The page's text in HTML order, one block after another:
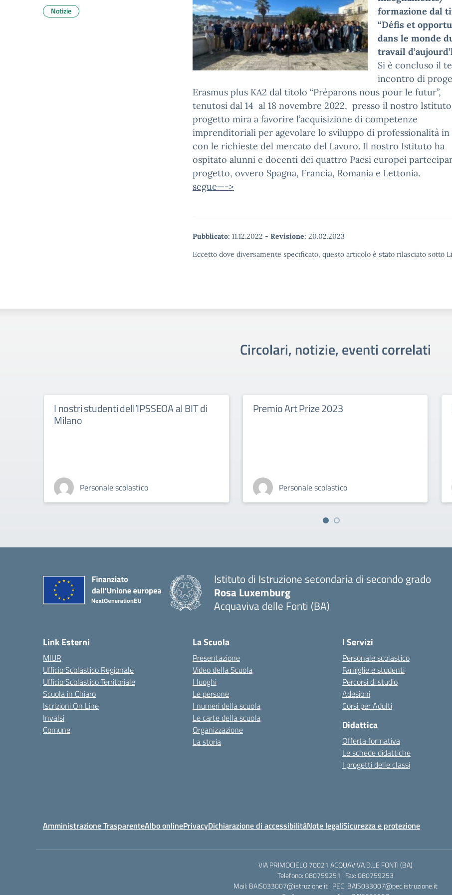
formazione dal
“Défis et
dans le monde
travail
Si è concluso il
incontro di
Erasmus plus KA2 dal titolo “Préparons nous pour le futur”,
tenutosi dal 14 al 18 novembre 2022, presso il nostro
progetto mira a favorire l’acquisizione di competenze
imprenditoriali per agevolare lo sviluppo di professionalità in
con le richieste del mercato del Lavoro. Il nostro Istituto ha
ospitato alunni e docenti dei quattro Paesi europei
progetto, ovvero Spagna, Francia, Romania e Lettonia.
segue—->
Pubblicato: 11.12.2022 - Revisione: 20.02.2023
Eccetto dove diversamente specificato, questo articolo è stato rilasciato sotto
Notizie
Circolari, notizie, eventi correlati
I nostri studenti dell’IPSSEOA al BIT di
Milano
Personale scolastico
Premio Art Prize 2023
Personale scolastico
Istituto di Istruzione secondaria di secondo grado
Rosa Luxemburg
Acquaviva delle Fonti (BA)
Link Esterni
MIUR
Ufficio Scolastico Regionale
Ufficio Scolastico Territoriale
Scuola in Chiaro
Iscrizioni On Line
Invalsi
Comune
La Scuola
Presentazione
Video della Scuola
I luoghi
Le persone
I numeri della scuola
Le carte della scuola
Organizzazione
La storia
I Servizi
Personale scolastico
Famiglie e studenti
Percorsi di studio
Adesioni
Corsi per Adulti
Didattica
Offerta formativa
Le schede didattiche
I progetti delle classi
Amministrazione TrasparenteAlbo onlinePrivacyDichiarazione di accessibilitàNote legaliSicurezza e protezione
VIA PRIMOCIELO 70021 ACQUAVIVA D.LE FONTI (BA)
Telefono: 080759251 | Fax: 080759253
Mail: BAIS033007@istruzione.it | PEC: BAIS033007@pec.istruzione.it